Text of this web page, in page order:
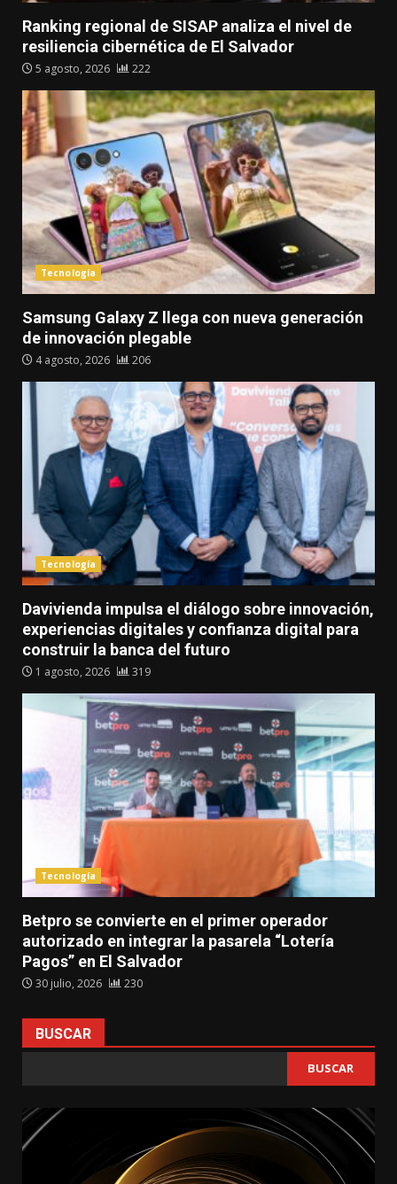
Ranking regional de SISAP analiza el nivel de
resiliencia cibernética de El Salvador
5 agosto, 2026 222
Tecnología
Samsung Galaxy Z llega con nueva generación
de innovación plegable
4 agosto, 2026 206
Tecnología
Davivienda impulsa el diálogo sobre innovación,
experiencias digitales y confianza digital para
construir la banca del futuro
1 agosto, 2026 319
Tecnología
Betpro se convierte en el primer operador
autorizado en integrar la pasarela “Lotería
Pagos” en El Salvador
30 julio, 2026 230
BUSCAR
BUSCAR